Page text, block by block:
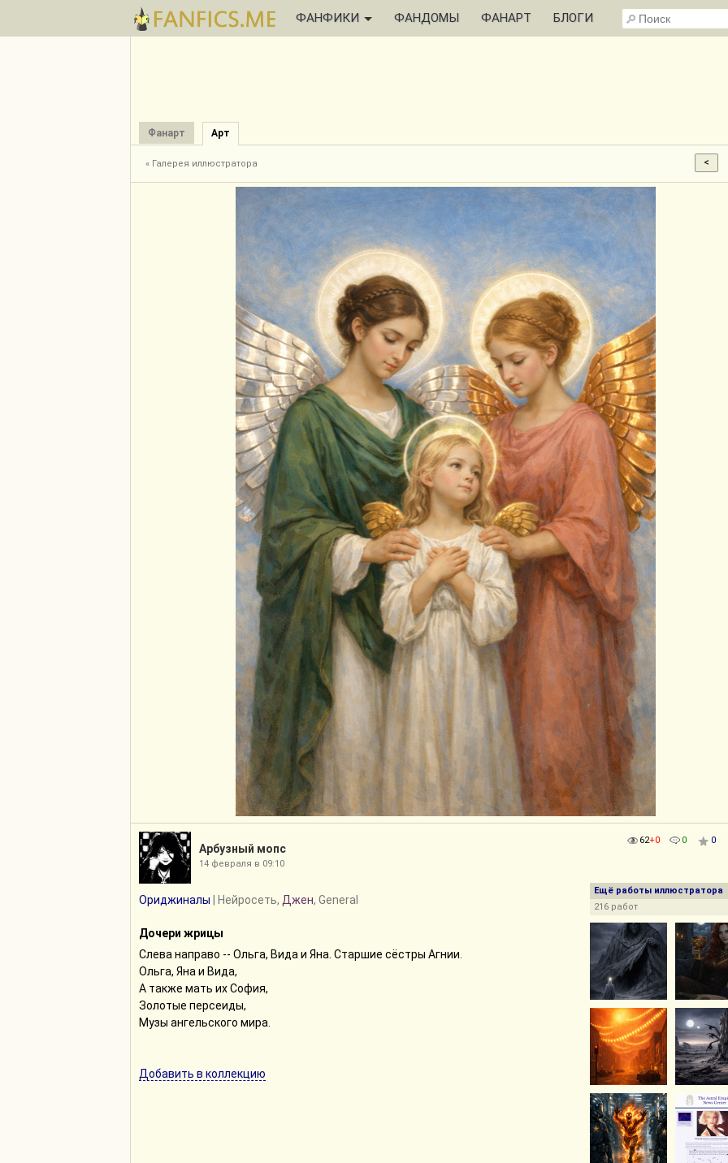
ФАНФИКИ ФАНДОМЫ ФАНАРТ БЛОГИ
Фанарт Арт
« Галерея иллюстратора
Арбузный мопс
14 февраля в 09:10
Ориджиналы | Нейросеть, Джен, General
Дочери жрицы
Слева направо -- Ольга, Вида и Яна. Старшие сёстры Агнии.
Ольга, Яна и Вида,
А также мать их София,
Золотые персеиды,
Музы ангельского мира.
Добавить в коллекцию
62+0 0 0
Ещё работы иллюстратора
216 работ